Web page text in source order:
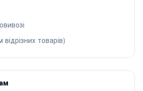
відрізних товарів)